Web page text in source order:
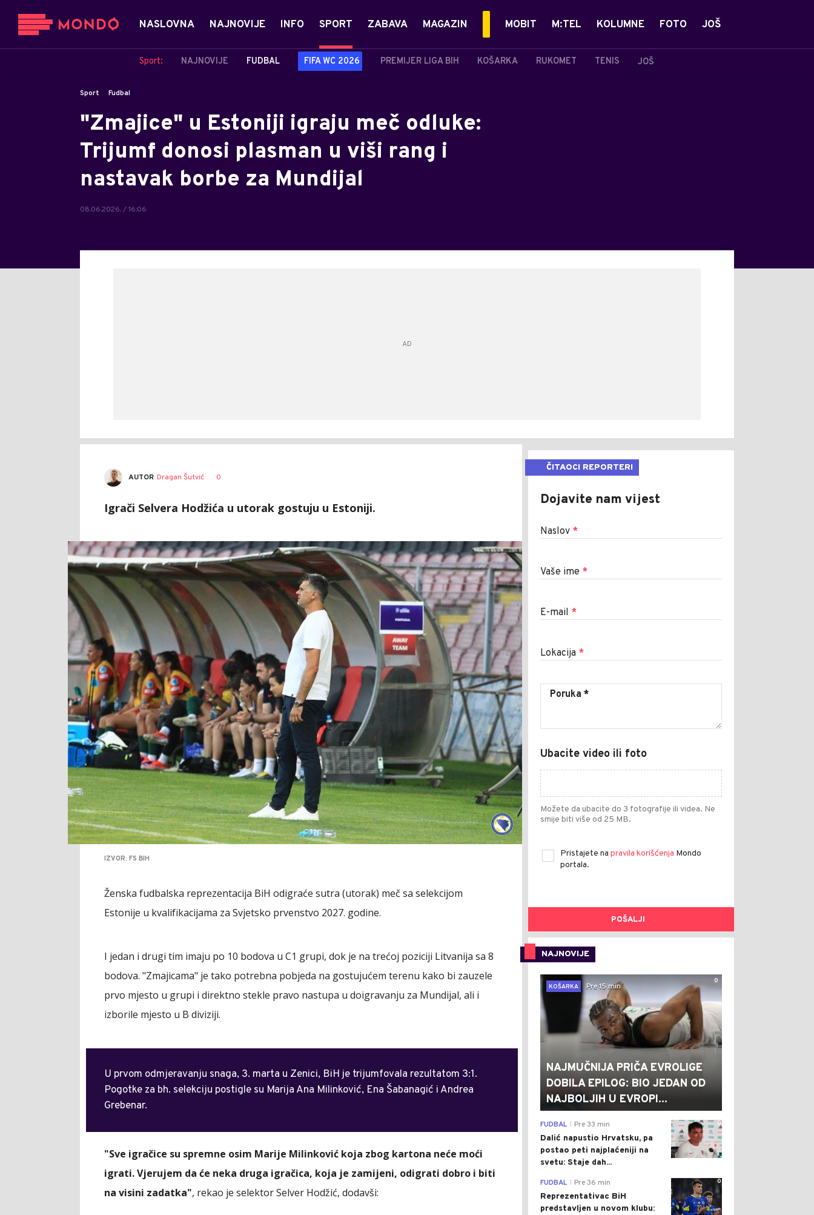
NASLOVNA NAJNOVIJE INFO SPORT
Sport: NAJNOVIJE FUDBAL FIFA WC 2026 PREMIJER LIGA BIH KOŠARKA RUKOMET TENIS JOŠ
ZABAVA MAGAZIN MOBIT M:TEL KOLUMNE FOTO JOŠ
Sport Fudbal
"Zmajice" u Estoniji igraju meč odluke:
Trijumf donosi plasman u viši rang i
nastavak borbe za Mundijal
08.06.2026. / 16:06
AUTOR Dragan Šutvić 0
Igrači Selvera Hodžića u utorak gostuju u Estoniji.
IZVOR: FS BIH
Ženska fudbalska reprezentacija BiH odigraće sutra (utorak) meč sa selekcijom
Estonije u kvalifikacijama za Svjetsko prvenstvo 2027. godine.
I jedan i drugi tim imaju po 10 bodova u C1 grupi, dok je na trećoj poziciji Litvanija sa 8
bodova. "Zmajicama" je tako potrebna pobjeda na gostujućem terenu kako bi zauzele
prvo mjesto u grupi i direktno stekle pravo nastupa u doigravanju za Mundijal, ali i
izborile mjesto u B diviziji.
U prvom odmjeravanju snaga, 3. marta u Zenici, BiH je trijumfovala rezultatom 3:1.
Pogotke za bh. selekciju postigle su Marija Ana Milinković, Ena Šabanagić i Andrea
Grebenar.
"Sve igračice su spremne osim Marije Milinković koja zbog kartona neće moći
igrati. Vjerujem da će neka druga igračica, koja je zamijeni, odigrati dobro i biti
na visini zadatka", rekao je selektor Selver Hodžić, dodavši:
ČITAOCI REPORTERI
Dojavite nam vijest
Naslov *
Vaše ime *
E-mail *
Lokacija *
Ubacite video ili foto
Možete da ubacite do 3 fotografije ili videa. Ne
smije biti više od 25 MB.
Pristajete na pravila korišćenja Mondo
portala.
POŠALJI
NAJNOVIJE
0
KOŠARKA
Pre 15 min
NAJMUČNIJA PRIČA EVROLIGE
DOBILA EPILOG: BIO JEDAN OD
NAJBOLJIH U EVROPI...
0
FUDBAL Pre 33 min
Dalić napustio Hrvatsku, pa
postao peti najplaćeniji na
svetu: Staje dah...
0
FUDBAL Pre 36 min
Reprezentativac BiH
predstavljen u novom klubu: